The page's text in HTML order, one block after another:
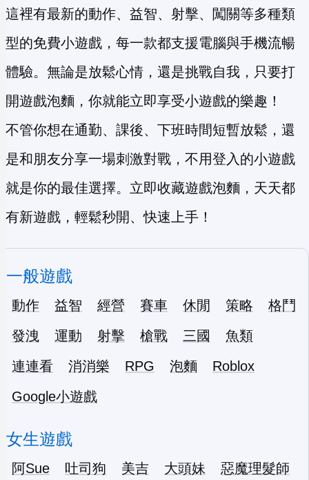
這裡有最新的動作、益智、射擊、闖關等多種類
型的免費小遊戲，每一款都支援電腦與手機流暢
體驗。無論是放鬆心情，還是挑戰自我，只要打
開遊戲泡麵，你就能立即享受小遊戲的樂趣！
不管你想在通勤、課後、下班時間短暫放鬆，還
是和朋友分享一場刺激對戰，不用登入的小遊戲
就是你的最佳選擇。立即收藏遊戲泡麵，天天都
有新遊戲，輕鬆秒開、快速上手！
一般遊戲
動作 益智 經營 賽車 休閒 策略
格鬥
發洩
運動 射擊 槍戰 三國
魚類
連連看
消消樂 RPG 泡麵
Roblox
Google小遊戲
女生遊戲
阿Sue 吐司狗 美吉 大頭妹 惡魔理髮師